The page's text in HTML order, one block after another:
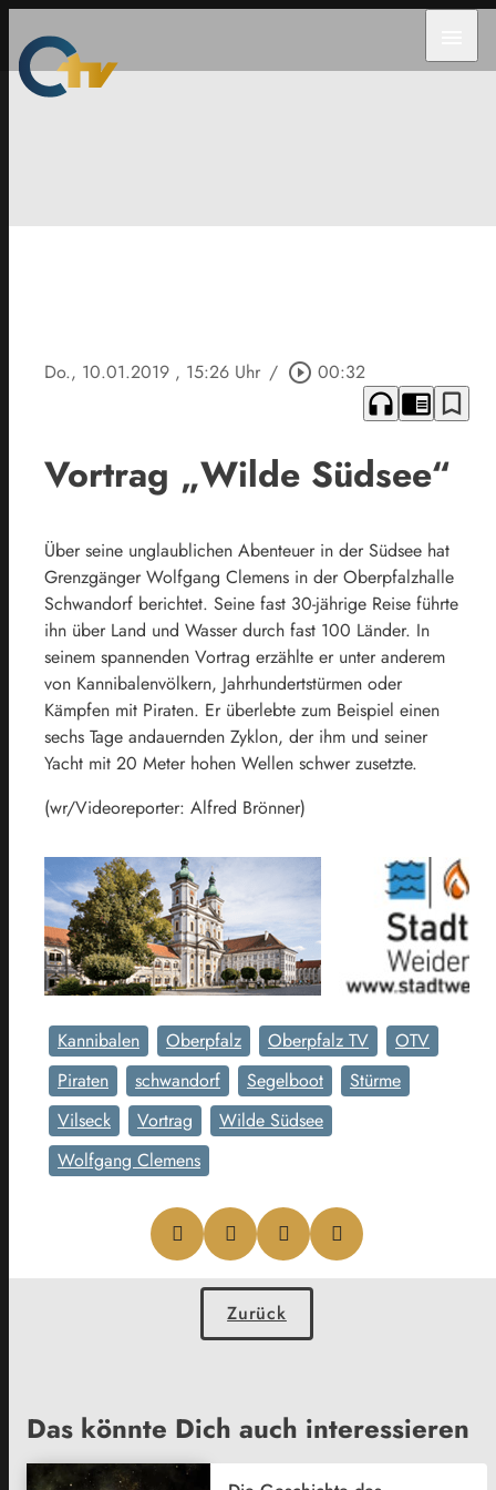
Do., 10.01.2019 , 15:26 Uhr / play_circle_outline 00:32
headphones chrome_reader_mode bookmark_border
Vortrag „Wilde Südsee“
Über seine unglaublichen Abenteuer in der Südsee hat
Grenzgänger Wolfgang Clemens in der Oberpfalzhalle
Schwandorf berichtet. Seine fast 30-jährige Reise führte
ihn über Land und Wasser durch fast 100 Länder. In
seinem spannenden Vortrag erzählte er unter anderem
von Kannibalenvölkern, Jahrhundertstürmen oder
Kämpfen mit Piraten. Er überlebte zum Beispiel einen
sechs Tage andauernden Zyklon, der ihm und seiner
Yacht mit 20 Meter hohen Wellen schwer zusetzte.
(wr/Videoreporter: Alfred Brönner)
Kannibalen Oberpfalz Oberpfalz TV
OTV
Piraten
schwandorf Segelboot
Stürme
Vilseck
Vortrag
Wilde Südsee
Wolfgang Clemens
Zurück
Das könnte Dich auch interessieren